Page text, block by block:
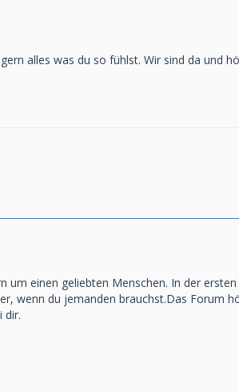
alles was du so fühlst. Wir sind da und
um einen geliebten Menschen. In der
wenn du jemanden brauchst.Das Forum
dir.